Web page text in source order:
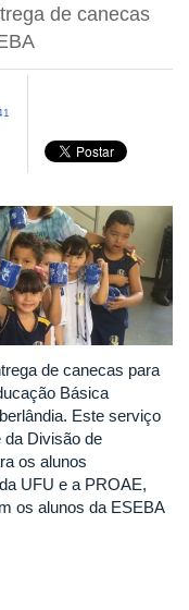
de canecas
de canecas para
Básica
Este serviço
da Divisão de
os alunos
UFU e a PROAE,
os alunos da ESEBA